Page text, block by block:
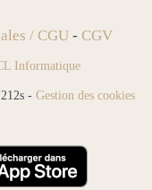
/ CGU - CGV
Informatique
- Gestion des cookies